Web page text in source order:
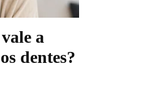
a
dentes?